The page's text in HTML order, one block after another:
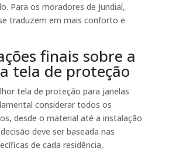
Para os moradores de Jundiaí,
traduzem em mais conforto e
finais sobre a
tela de proteção
tela de proteção para janelas
considerar todos os
desde o material até a instalação
deve ser baseada nas
de cada residência,